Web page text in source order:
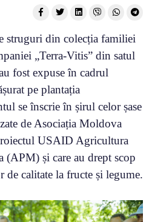
struguri din colecția familiei
„Terra-Vitis” din satul
fost expuse în cadrul
pe plantația
se înscrie în șirul celor șase
de Asociația Moldova
USAID Agricultura
și care au drept scop
de calitate la fructe și legume.